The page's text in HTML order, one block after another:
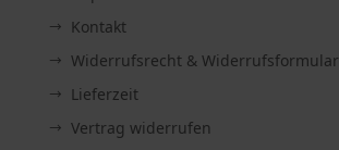
Kontakt
Widerrufsrecht & Widerrufsformular
Lieferzeit
Vertrag widerrufen